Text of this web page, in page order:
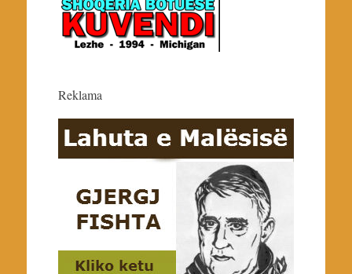
Reklama